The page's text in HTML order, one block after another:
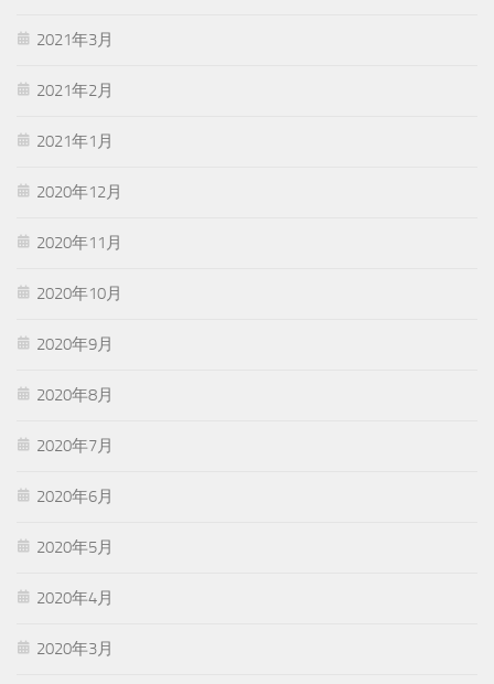
2021年3月
2021年2月
2021年1月
2020年12月
2020年11月
2020年10月
2020年9月
2020年8月
2020年7月
2020年6月
2020年5月
2020年4月
2020年3月